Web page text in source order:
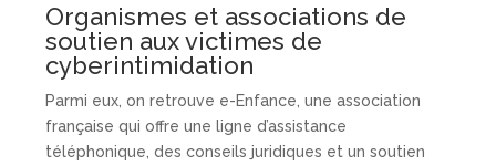
Organismes et associations de
soutien aux victimes de
cyberintimidation
Parmi eux, on retrouve e-Enfance, une association
française qui offre une ligne d’assistance
téléphonique, des conseils juridiques et un soutien